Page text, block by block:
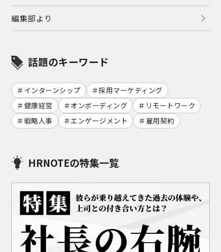
編集部より
話題のキーワード
インターンシップ
採用マーケティング
健康経営
オンボーディング
リモートワーク
戦略人事
エンゲージメント 雇用契約
HRNOTEの特集一覧